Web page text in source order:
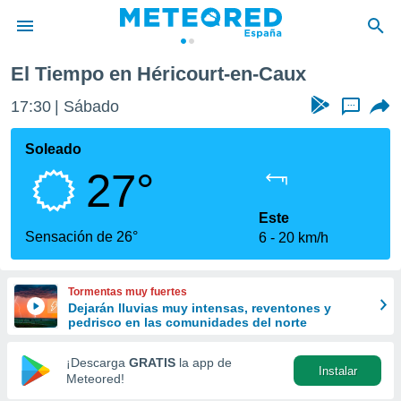
de
por
que se
calidad.
a este
las
y
forma
digital
basada
El Tiempo en Héricourt-en-Caux
17:30 Sábado ...
Soleado
27°
Sensación de 26°
Este
6
20 km/h
Tormentas muy fuertes
Dejarán lluvias muy intensas, reventones y
pedrisco en las comunidades del norte
¡Descarga GRATIS la app de
Meteored!
Instalar